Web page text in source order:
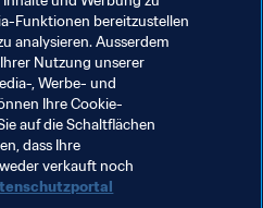
diese Geschichte werden
Funktionen bereitzustellen
analysieren. Ausserdem
Nutzung unserer
, Werbe- und
Ihre Cookie-
auf die Schaltflächen
dass Ihre
verkauft noch